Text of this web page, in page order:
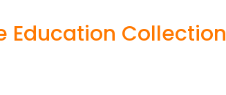
Education Collection